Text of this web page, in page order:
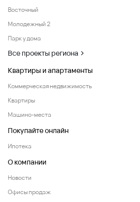
Восточный
Молодежный 2
Парк у дома
Все проекты региона
Квартиры и апартаменты
Коммерческая недвижимость
Квартиры
Машино-места
Покупайте онлайн
Ипотека
О компании
Новости
Офисы продаж